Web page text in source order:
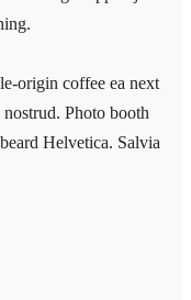
origin coffee ea next
Photo booth
Helvetica. Salvia